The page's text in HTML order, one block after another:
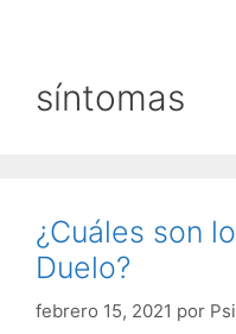
síntomas
¿Cuáles son
Duelo?
febrero 15, 2021 por